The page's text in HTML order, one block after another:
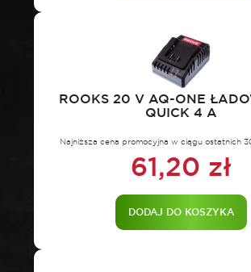
ROOKS 20 V AQ-ONE
QUICK 4 A
Najniższa cena promocyjna w ciągu ostatnich
61,20 zł
DODAJ DO KOSZYKA